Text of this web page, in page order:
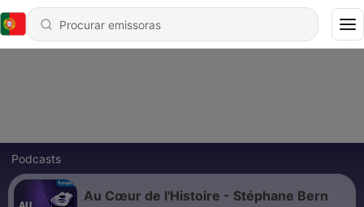
Podcasts
Au Cœur de l'Histoire - Stéphane Bern